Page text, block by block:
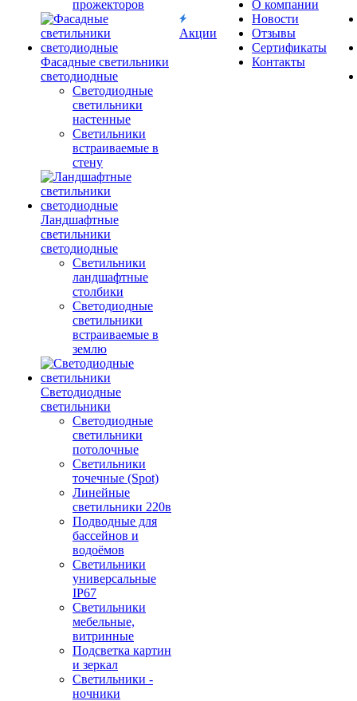
прожекторов
Фасадные светильники
светодиодные
Светодиодные
светильники
настенные
Светильники
встраиваемые в
стену
Ландшафтные
светильники
светодиодные
Светильники
ландшафтные
столбики
Светодиодные
светильники
встраиваемые в
землю
Светодиодные
светильники
Светодиодные
светильники
потолочные
Светильники
точечные (Spot)
Линейные
светильники 220в
Подводные для
бассейнов и
водоёмов
Светильники
универсальные
IP67
Светильники
мебельные,
витринные
Подсветка картин
и зеркал
Светильники -
ночники
Акции
О компании
Новости
Отзывы
Сертификаты
Контакты